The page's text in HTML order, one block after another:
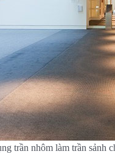
trần nhôm làm trần sảnh